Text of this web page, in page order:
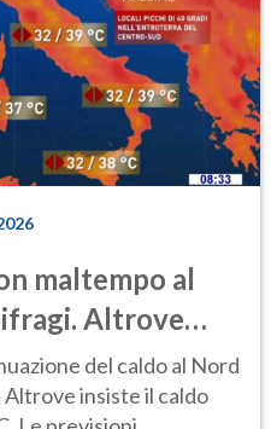
maltempo al
Altrove
del caldo al Nord
Altrove insiste il caldo